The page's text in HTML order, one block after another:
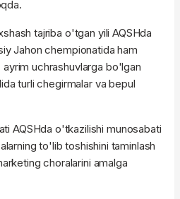
tajriba o'tgan yili AQSHda
Jahon chempionatida ham
uchrashuvlarga bo'lgan
turli chegirmalar va bepul
AQSHda o'tkazilishi munosabati
to'lib toshishini taminlash
choralarini amalga